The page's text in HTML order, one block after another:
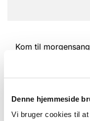
Denne hjemmeside
Vi bruger cookies til
Kom til
blive til en snak
Du er velkommen!